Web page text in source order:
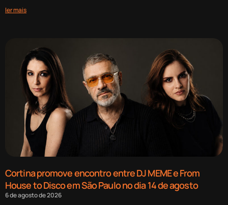
ler mais
Cortina promove encontro entre DJ MEME e From
House to Disco em São Paulo no dia 14 de agosto
6 de agosto de 2026